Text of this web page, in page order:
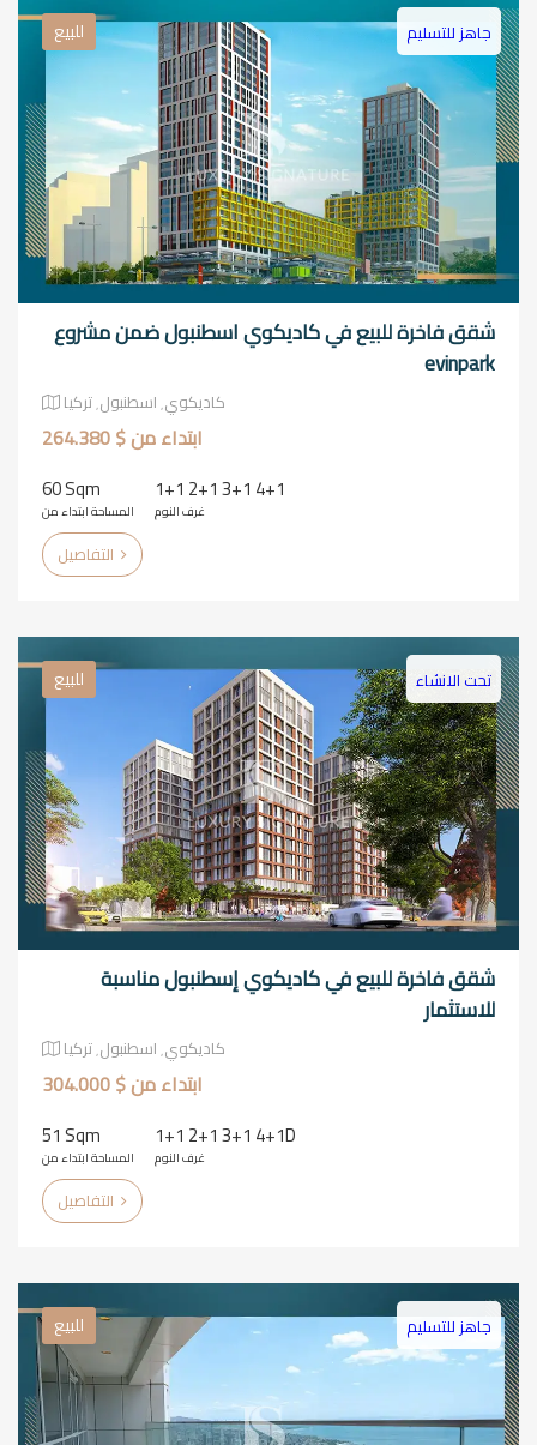
للبيع جاهز للتسليم
شقق فاخرة للبيع في كاديكوي اسطنبول ضمن مشروع
evinpark
كاديكوي٬ اسطنبول٬ تركيا
ابتداء من $ 264.380
60 Sqm
المساحة ابتداء من
1+1 2+1 3+1 4+1
غرف النوم
للبيع تحت الانشاء
شقق فاخرة للبيع في كاديكوي إسطنبول مناسبة
للاستثمار
كاديكوي٬ اسطنبول٬ تركيا
ابتداء من $ 304.000
51 Sqm
المساحة ابتداء من
1+1 2+1 3+1 4+1D
غرف النوم
للبيع جاهز للتسليم